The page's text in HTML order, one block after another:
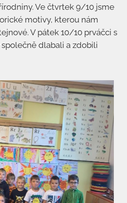
Ve čtvrtek 9/10 jsme
motivy, kterou nám
V pátek 10/10 prváčci s
dlabali a zdobili